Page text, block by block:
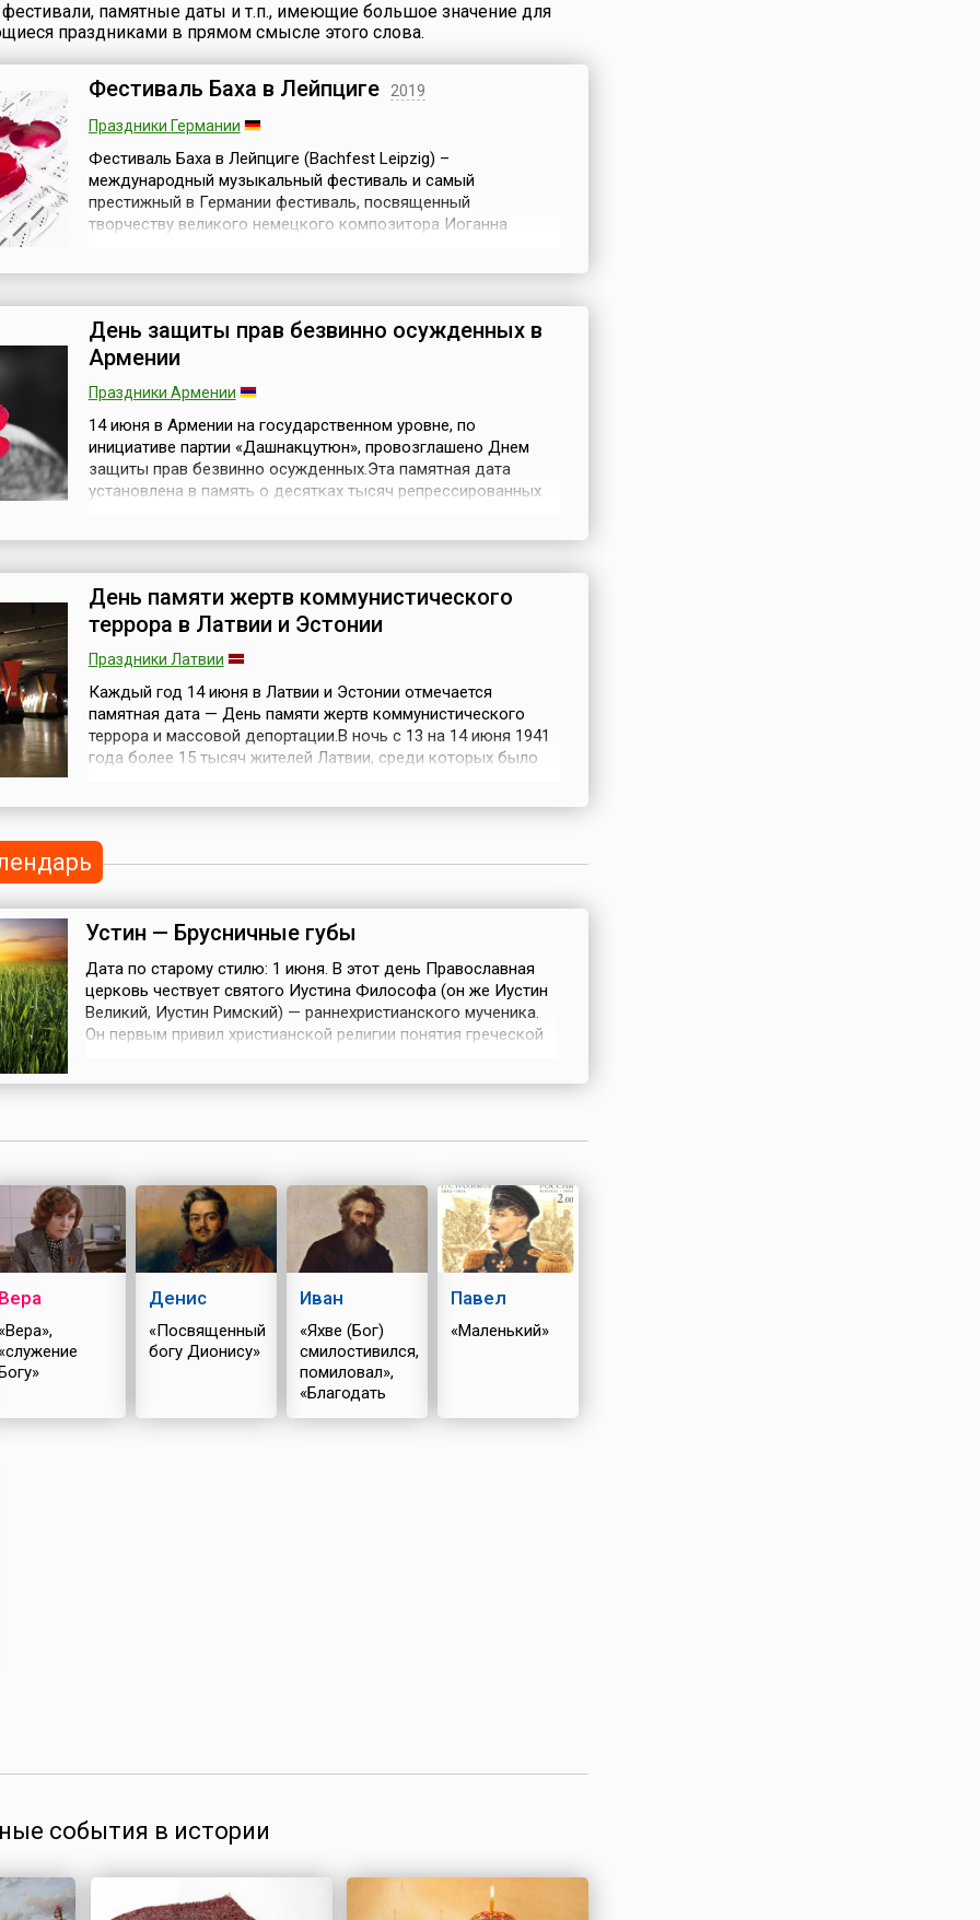
в
свой
Федерации была создана
Федеральная
миграционная служба
(ФМС) России, которая в
конце 1999 года была
преобразована в
федерации, национальной
и миграционной политики
РФ. Ми...
известных событий 11
сентября 2001
Stripes) в качестве
Америки было ...
памятные даты и т.п., имеющие большое значение для
праздниками в прямом смысле этого слова.
Фестиваль Баха в Лейпциге
2019
Праздники Германии
Фестиваль Баха в Лейпциге (Bachfest Leipzig) –
международный музыкальный фестиваль и самый
престижный в Германии фестиваль, посвященный
творчеству великого немецкого композитора Иоганна
поклонников творчества этого великого композитора.
Сюда...
День защиты прав безвинно осужденных в
Армении
Праздники Армении
14 июня в Армении на государственном уровне, по
инициативе партии «Дашнакцутюн», провозглашено Днем
защиты прав безвинно осужденных.Эта памятная дата
установлена в память о десятках тысяч репрессированных
Азербайджана в Казахстан, а в 1...
День памяти жертв коммунистического
террора в Латвии и Эстонии
Праздники Латвии
Каждый год 14 июня в Латвии и Эстонии отмечается
памятная дата — День памяти жертв коммунистического
террора и массовой депортации.В ночь с 13 на 14 июня 1941
года более 15 тысяч жителей Латвии, среди которых было
Сибирь. В основном были отобраны ...
Устин — Брусничные губы
Дата по старому стилю: 1 июня. В этот день Православная
церковь чествует святого Иустина Философа (он же Иустин
Великий, Иустин Римский) — раннехристианского мученика.
Он первым привил христианской религии понятия греческой
Вера
«Вера»,
«служение
Денис
«Посвященный
богу Дионису»
Иван
«Яхве (Бог)
смилостивился,
помиловал»,
«Благодать
Божия»
Павел
«Маленький»
события в истории